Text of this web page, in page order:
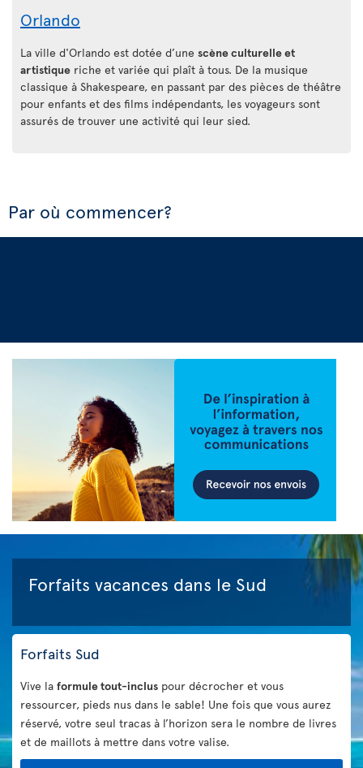
Orlando
La ville d'Orlando est dotée d’une scène culturelle et
artistique riche et variée qui plaît à tous. De la musique
classique à Shakespeare, en passant par des pièces de théâtre
pour enfants et des films indépendants, les voyageurs sont
assurés de trouver une activité qui leur sied.
Par où commencer?
Forfaits vacances dans le Sud
Forfaits Sud
Vive la formule tout-inclus pour décrocher et vous
ressourcer, pieds nus dans le sable! Une fois que vous aurez
réservé, votre seul tracas à l’horizon sera le nombre de livres
et de maillots à mettre dans votre valise.